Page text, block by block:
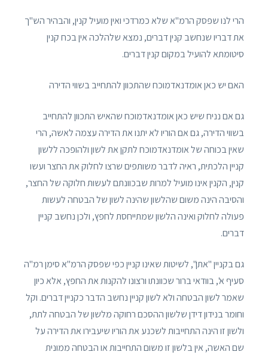
הרי לנו שפסק הרמ"א שלא כמרדכי ואין מועיל קנין, והבהיר הש"ך
את דבריו שנחשב קנין דברים, נמצא שלהלכה אין בכח קנין
סיטומתא להועיל במקום קנין דברים.
האם יש כאן אומדנאדמוכח שהתכוון להתחייב בשווי הדירה
גם אם נניח שיש כאן אומדנאדמוכח שהאיש התכוון להתחייב
בשווי הדירה, גם אם הוריו לא יתנו את הדירה עצמה לאשה, הרי
שאין בכוחה של אומדנאדמוכח לתקן את לשון ולהופכה ללשון
קניין הלכתית, ראיה לדבר משותפים שרצו לחלוק את החצר ועשו
קנין, הקנין אינו מועיל למרות שבכוונתם לעשות חלוקה של החצר,
והסיבה הינה משום שהלשון שהינה לשון של הבטחה לעשות
פעולה לחלוק ואינה הלשון שמתייחסת לחפץ, ולכן נחשב קניין
דברים.
גם בקניין "אתן", לשיטות שאינו קניין כפי שפסק הרמ"א סימן רמ"ה
סעיף א', בוודאי ברור שכוונתו ורצונו להקנות את החפץ, אלא כיון
שאמר לשון הבטחה ולא לשון קניין נחשב הדבר כקניין דברים. וקל
וחומר בנידון דידן שלשון ההסכם רחוקה מלשון של הבטחה לתת,
ולשון זו הינה התחייבות לשכנע את הוריו שיעבירו את הדירה על
שם האשה, אין בלשון זו משום התחייבות או הבטחה ממונית